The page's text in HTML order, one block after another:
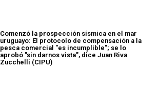
Comenzó la prospección sísmica en el mar
uruguayo: El protocolo de compensación a la
pesca comercial "es incumplible"; se lo
aprobó "sin darnos vista", dice Juan Riva
Zucchelli (CIPU)